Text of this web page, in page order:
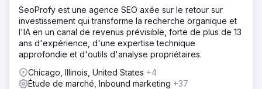
SeoProfy est une agence SEO axée sur le retour sur
investissement qui transforme la recherche organique et
l'IA en un canal de revenus prévisible, forte de plus de 13
ans d'expérience, d'une expertise technique
approfondie et d'outils d'analyse propriétaires.
Chicago, Illinois, United States +4
Étude de marché, Inbound marketing +37